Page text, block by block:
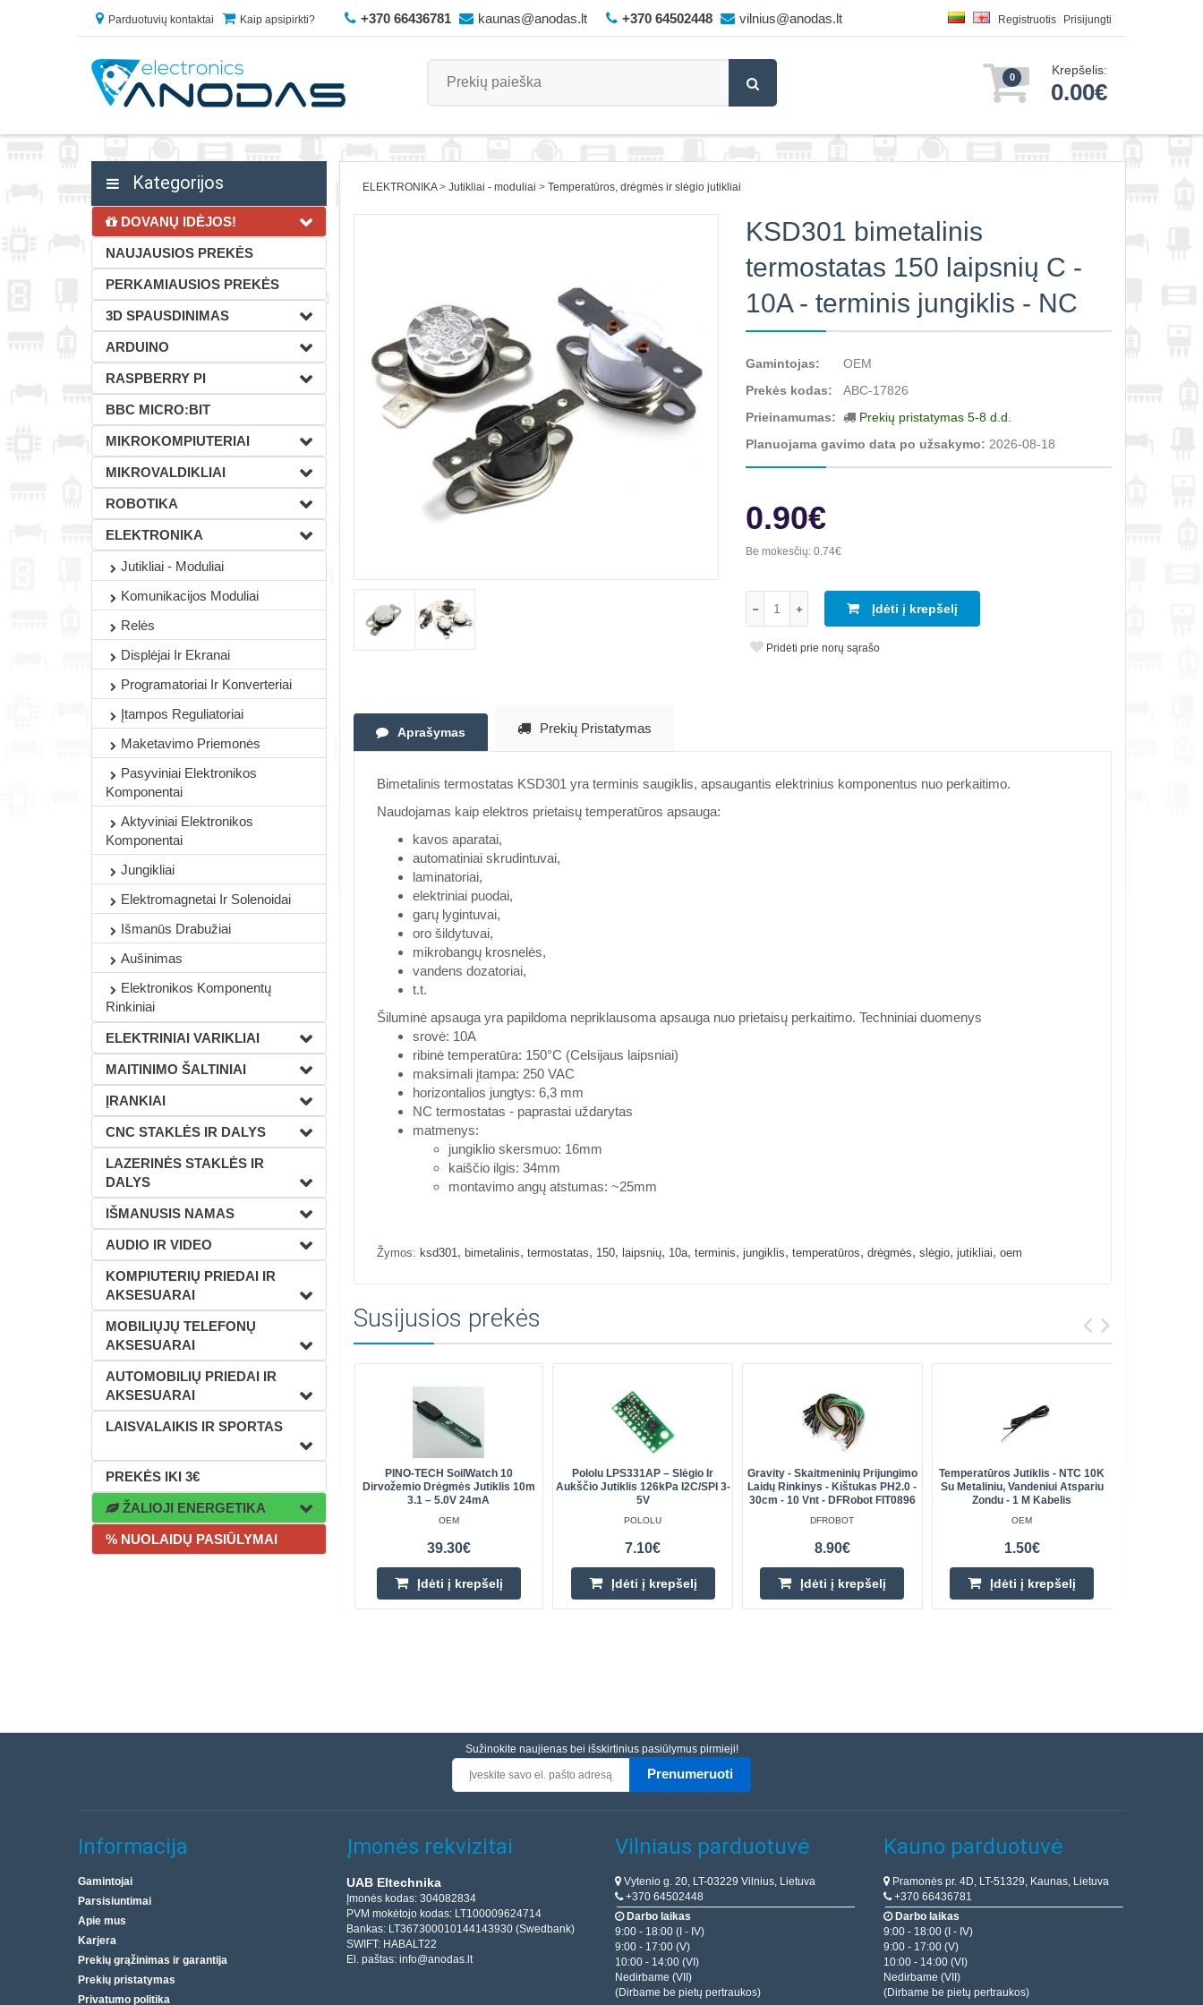
Parduotuvių kontaktai Kaip apsipirkti? +370 66436781 kaunas@anodas.lt +370 64502448 vilnius@anodas.lt Registruotis Prisijungti
0 Krepšelis:
0.00€
Kategorijos
DOVANŲ IDĖJOS!
NAUJAUSIOS PREKĖS
PERKAMIAUSIOS PREKĖS
3D SPAUSDINIMAS
ARDUINO
RASPBERRY PI
BBC MICRO:BIT
MIKROKOMPIUTERIAI
MIKROVALDIKLIAI
ROBOTIKA
ELEKTRONIKA
Jutikliai - Moduliai
Komunikacijos Moduliai
Relės
Displėjai Ir Ekranai
Programatoriai Ir Konverteriai
Įtampos Reguliatoriai
Maketavimo Priemonės
Pasyviniai Elektronikos
Komponentai
Aktyviniai Elektronikos
Komponentai
Jungikliai
Elektromagnetai Ir Solenoidai
Išmanūs Drabužiai
Aušinimas
Elektronikos Komponentų
Rinkiniai
ELEKTRINIAI VARIKLIAI
MAITINIMO ŠALTINIAI
ĮRANKIAI
CNC STAKLĖS IR DALYS
LAZERINĖS STAKLĖS IR
DALYS
IŠMANUSIS NAMAS
AUDIO IR VIDEO
KOMPIUTERIŲ PRIEDAI IR
AKSESUARAI
MOBILIŲJŲ TELEFONŲ
AKSESUARAI
AUTOMOBILIŲ PRIEDAI IR
AKSESUARAI
LAISVALAIKIS IR SPORTAS
PREKĖS IKI 3€
ŽALIOJI ENERGETIKA
% NUOLAIDŲ PASIŪLYMAI
ELEKTRONIKA Jutikliai - moduliai Temperatūros, drėgmės ir slėgio jutikliai
KSD301 bimetalinis
termostatas 150 laipsnių C -
10A - terminis jungiklis - NC
Gamintojas:
OEM
Prekės kodas:
ABC-17826
Prieinamumas:
Prekių pristatymas 5-8 d.d.
Planuojama gavimo data po užsakymo: 2026-08-18
0.90€
Be mokesčių:0.74€
Įdėti į krepšelį
Pridėti prie norų sąrašo
Aprašymas Prekių Pristatymas
Bimetalinis termostatas KSD301 yra terminis saugiklis, apsaugantis elektrinius komponentus nuo perkaitimo.
Naudojamas kaip elektros prietaisų temperatūros apsauga:
kavos aparatai,
automatiniai skrudintuvai,
laminatoriai,
elektriniai puodai,
garų lygintuvai,
oro šildytuvai,
mikrobangų krosnelės,
vandens dozatoriai,
t.t.
Šiluminė apsauga yra papildoma nepriklausoma apsauga nuo prietaisų perkaitimo. Techniniai duomenys
srovė: 10A
ribinė temperatūra: 150°C (Celsijaus laipsniai)
maksimali įtampa: 250 VAC
horizontalios jungtys: 6,3 mm
NC termostatas - paprastai uždarytas
matmenys:
jungiklio skersmuo: 16mm
kaiščio ilgis: 34mm
montavimo angų atstumas: ~25mm
Žymos: ksd301, bimetalinis, termostatas, 150, laipsnių, 10a, terminis, jungiklis, temperatūros, drėgmės, slėgio, jutikliai, oem
Susijusios prekės
PINO-TECH SoilWatch 10
Dirvožemio Drėgmės Jutiklis 10m
3.1 – 5.0V 24mA
OEM
39.30€
Įdėti į krepšelį
Pololu LPS331AP – Slėgio Ir
Aukščio Jutiklis 126kPa I2C/SPI 3-
5V
POLOLU
7.10€
Įdėti į krepšelį
Gravity - Skaitmeninių Prijungimo
Laidų Rinkinys - Kištukas PH2.0 -
30cm - 10 Vnt - DFRobot FIT0896
DFROBOT
8.90€
Įdėti į krepšelį
Temperatūros Jutiklis - NTC 10K
Su Metaliniu, Vandeniui Atspariu
Zondu - 1 M Kabelis
OEM
1.50€
Įdėti į krepšelį
Sužinokite naujienas bei išskirtinius pasiūlymus pirmieji!
Prenumeruoti
Informacija
Gamintojai
Parsisiuntimai
Apie mus
Karjera
Prekių grąžinimas ir garantija
Prekių pristatymas
Privatumo politika
Įmonės rekvizitai
UAB Eltechnika
Įmonės kodas: 304082834
PVM mokėtojo kodas: LT100009624714
Bankas: LT367300010144143930 (Swedbank)
SWIFT: HABALT22
El. paštas: info@anodas.lt
Vilniaus parduotuvė
Vytenio g. 20, LT-03229 Vilnius, Lietuva
+370 64502448
Darbo laikas
9:00 - 18:00 (I - IV)
9:00 - 17:00 (V)
10:00 - 14:00 (VI)
Nedirbame (VII)
(Dirbame be pietų pertraukos)
Kauno parduotuvė
Pramonės pr. 4D, LT-51329, Kaunas, Lietuva
+370 66436781
Darbo laikas
9:00 - 18:00 (I - IV)
9:00 - 17:00 (V)
10:00 - 14:00 (VI)
Nedirbame (VII)
(Dirbame be pietų pertraukos)